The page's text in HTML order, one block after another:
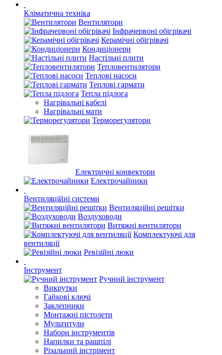
Кліматична техніка
Вентилятори
Інфрачервоні обігрівачі
Керамічні обігрівачі
Кондиціонери
Настільні плити
Тепловентилятори
Теплові насоси
Теплові гармати
Тепла підлога
Нагрівальні кабелі
Нагрівальні мати
Терморегулятори
Електричні конвектори
Електрочайники
Вентиляційні системи
Вентиляційні решітки
Воздуховоди
Витяжні вентилятори
Комплектуючі для
вентиляції
Ревізійні люки
Інструмент
Ручний інструмент
Викрутки
Гайкові ключі
Заклепники
Монтажні пістолети
Мультитули
Набори інструментів
Напилки та рашпілі
Різальний інстрімент